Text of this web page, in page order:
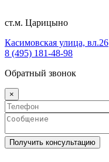
ст.м. Царицыно
Касимовская улица, вл.26
8 (495) 181-48-98
Обратный звонок
×
Получить консультацию